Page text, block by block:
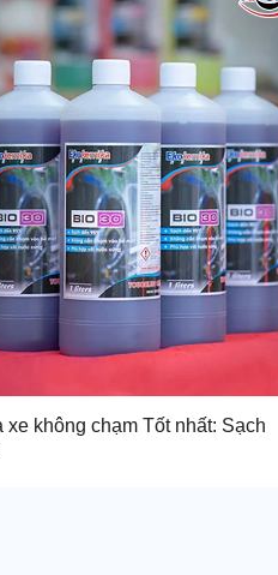
không chạm Tốt nhất: Sạch